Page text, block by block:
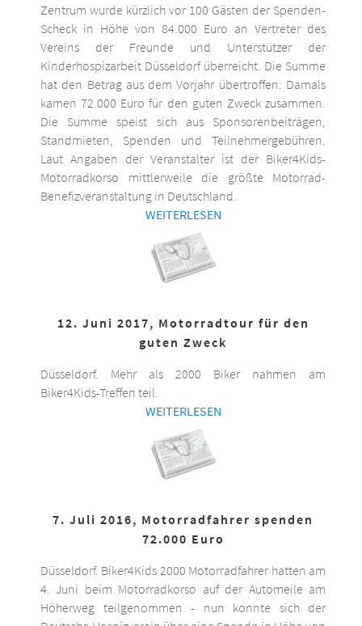
Zentrum wurde kürzlich vor 100 Gästen der Spenden-
Scheck in Höhe von 84.000 Euro an Vertreter des
Vereins der Freunde und Unterstützer der
Kinderhospizarbeit Düsseldorf überreicht. Die Summe
hat den Betrag aus dem Vorjahr übertroffen: Damals
kamen 72.000 Euro für den guten Zweck zusammen.
Die Summe speist sich aus Sponsorenbeiträgen,
Standmieten, Spenden und Teilnehmergebühren.
Laut Angaben der Veranstalter ist der Biker4Kids-
Motorradkorso mittlerweile die größte Motorrad-
Benefizveranstaltung in Deutschland.
WEITERLESEN
12. Juni 2017, Motorradtour für den
guten Zweck
Düsseldorf. Mehr als 2000 Biker nahmen am
Biker4Kids-Treffen teil.
WEITERLESEN
7. Juli 2016, Motorradfahrer spenden
72.000 Euro
Düsseldorf. Biker4Kids 2000 Motorradfahrer hatten am
4. Juni beim Motorradkorso auf der Automeile am
Höherweg teilgenommen - nun konnte sich der